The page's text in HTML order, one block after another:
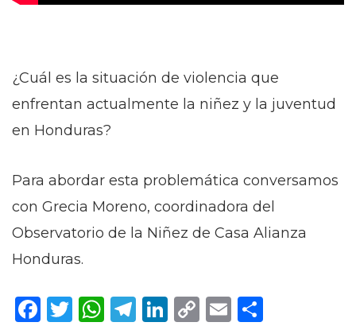
¿Cuál es la situación de violencia que
enfrentan actualmente la niñez y la juventud
en Honduras?
Para abordar esta problemática conversamos
con Grecia Moreno, coordinadora del
Observatorio de la Niñez de Casa Alianza
Honduras.
Facebook
Twitter
WhatsApp
Telegram
LinkedIn
CopyEmail